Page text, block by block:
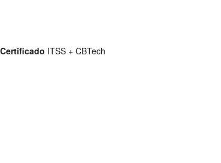
Certificado ITSS + CBTech